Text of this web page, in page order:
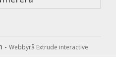
- Webbyrå Extrude interactive